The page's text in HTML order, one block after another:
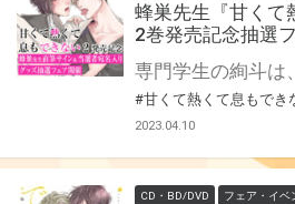
蜂巣先生『甘くて
2巻発売記念抽選
#甘くて熱くて息もでき
2023.04.10
CD・BD/DVD フェア・イベ